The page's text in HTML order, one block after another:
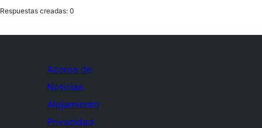
Respuestas creadas: 0
Acerca de
Noticias
Alojamiento
Privacidad